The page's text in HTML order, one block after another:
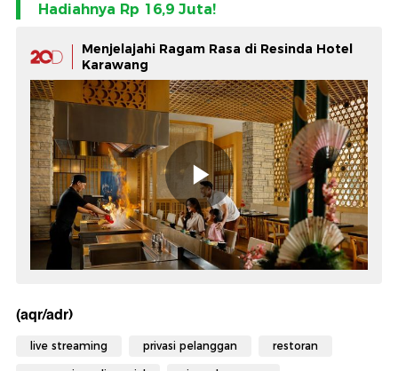
Hadiahnya Rp 16,9 Juta!
Menjelajahi Ragam Rasa di Resinda Hotel
Karawang
(aqr/adr)
live streaming privasi pelanggan restoran